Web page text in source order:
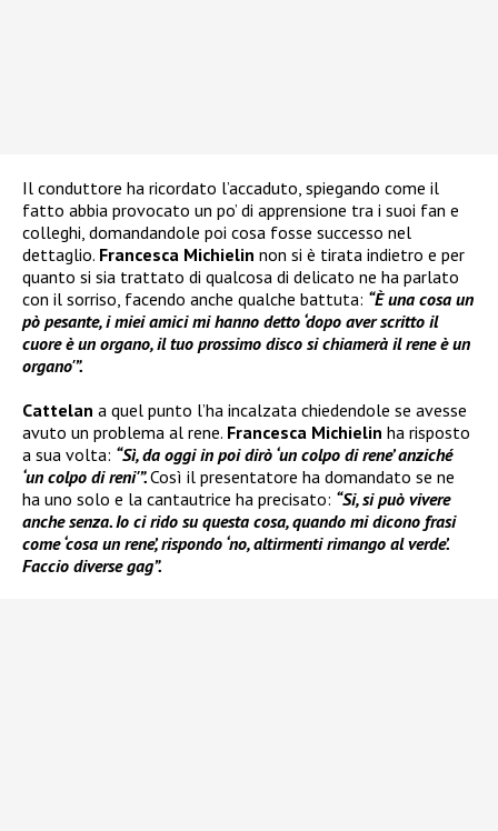
Il conduttore ha ricordato l’accaduto, spiegando come il
fatto abbia provocato un po’ di apprensione tra i suoi fan e
colleghi, domandandole poi cosa fosse successo nel
dettaglio. Francesca Michielin non si è tirata indietro e per
quanto si sia trattato di qualcosa di delicato ne ha parlato
con il sorriso, facendo anche qualche battuta: “È una cosa un
pò pesante, i miei amici mi hanno detto ‘dopo aver scritto il
cuore è un organo, il tuo prossimo disco si chiamerà il rene è un
organo'”.
Cattelan a quel punto l’ha incalzata chiedendole se avesse
avuto un problema al rene. Francesca Michielin ha risposto
a sua volta: “Sì, da oggi in poi dirò ‘un colpo di rene’ anziché
‘un colpo di reni'”.Così il presentatore ha domandato se ne
ha uno solo e la cantautrice ha precisato: “Si, si può vivere
anche senza. Io ci rido su questa cosa, quando mi dicono frasi
come ‘cosa un rene’, rispondo ‘no, altirmenti rimango al verde’.
Faccio diverse gag”.